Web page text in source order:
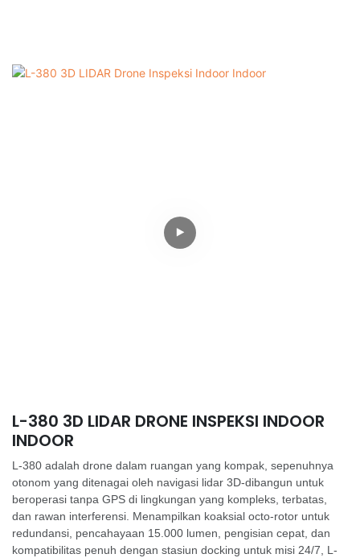
L-380 3D LIDAR DRONE INSPEKSI INDOOR
INDOOR
L-380 adalah drone dalam ruangan yang kompak, sepenuhnya
otonom yang ditenagai oleh navigasi lidar 3D-dibangun untuk
beroperasi tanpa GPS di lingkungan yang kompleks, terbatas,
dan rawan interferensi. Menampilkan koaksial octo-rotor untuk
redundansi, pencahayaan 15.000 lumen, pengisian cepat, dan
kompatibilitas penuh dengan stasiun docking untuk misi 24/7, L-